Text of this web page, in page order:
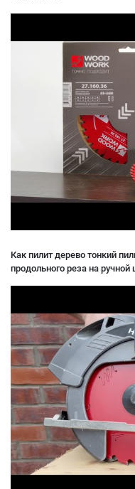
Как пилит дерево тонкий
продольного реза на ручной